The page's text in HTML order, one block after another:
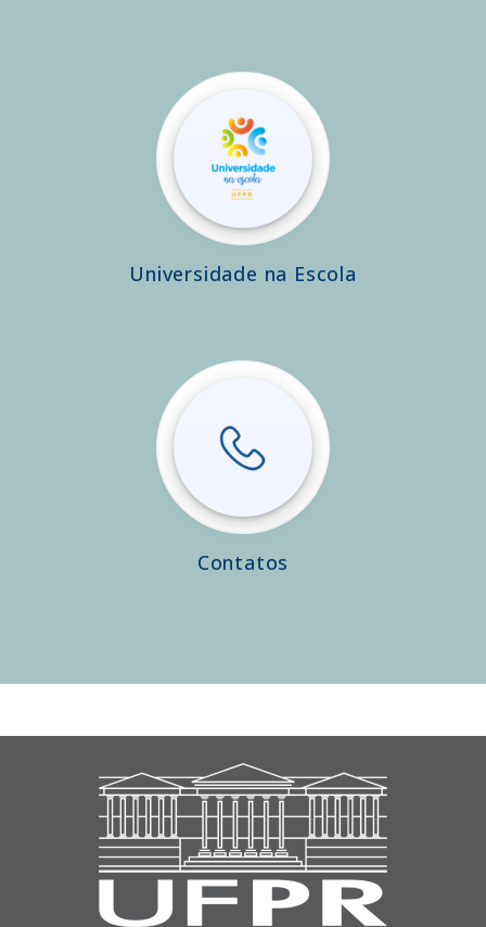
Universidade na Escola
Contatos